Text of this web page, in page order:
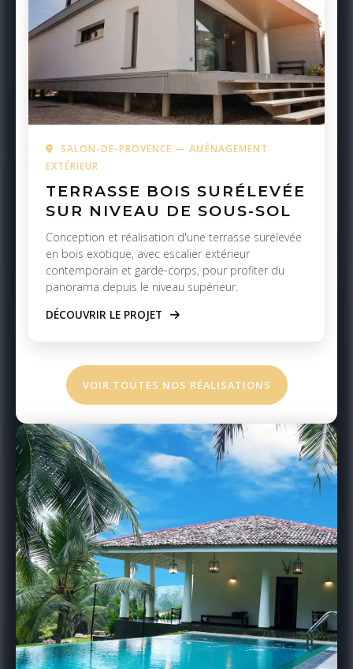
SALON-DE-PROVENCE — AMÉNAGEMENT
EXTÉRIEUR
TERRASSE BOIS SURÉLEVÉE
SUR NIVEAU DE SOUS-SOL
Conception et réalisation d'une terrasse surélevée
en bois exotique, avec escalier extérieur
contemporain et garde-corps, pour profiter du
panorama depuis le niveau supérieur.
DÉCOUVRIR LE PROJET
VOIR TOUTES NOS RÉALISATIONS